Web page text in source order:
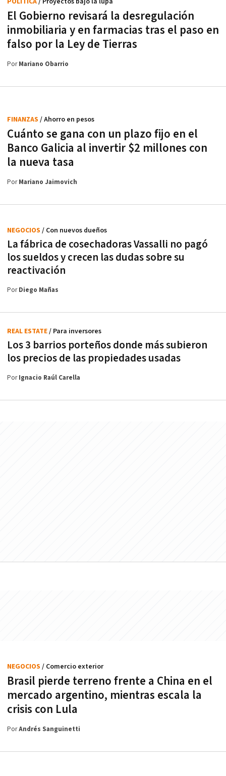
El Gobierno revisará la desregulación
inmobiliaria y en farmacias tras el paso en
falso por la Ley de Tierras
PorMariano Obarrio
Cuánto se gana con un plazo fijo en el
Banco Galicia al invertir $2 millones con
la nueva tasa
FINANZAS / Ahorro en pesos
PorMariano Jaimovich
La fábrica de cosechadoras Vassalli no pagó
los sueldos y crecen las dudas sobre su
reactivación
NEGOCIOS / Con nuevos dueños
PorDiego Mañas
Los 3 barrios porteños donde más subieron
los precios de las propiedades usadas
REAL ESTATE/ Para inversores
PorIgnacio Raúl Carella
Brasil pierde terreno frente a China en el
mercado argentino, mientras escala la
crisis con Lula
NEGOCIOS / Comercio exterior
PorAndrés Sanguinetti